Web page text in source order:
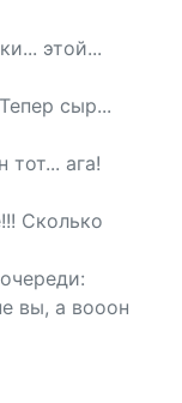
этой...
сыр...
тот... ага!
Сколько
вы, а вооон